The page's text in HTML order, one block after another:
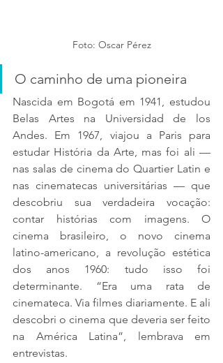
Foto: Oscar Pérez
O caminho de uma pioneira
Nascida em Bogotá em 1941, estudou
Belas Artes na Universidad de los
Andes. Em 1967, viajou a Paris para
estudar História da Arte, mas foi ali —
nas salas de cinema do Quartier Latin e
nas cinematecas universitárias — que
descobriu sua verdadeira vocação:
contar histórias com imagens. O
cinema brasileiro, o novo cinema
latino-americano, a revolução estética
dos anos 1960: tudo isso foi
determinante. “Era uma rata de
cinemateca. Via filmes diariamente. E ali
descobri o cinema que deveria ser feito
na América Latina”, lembrava em
entrevistas.